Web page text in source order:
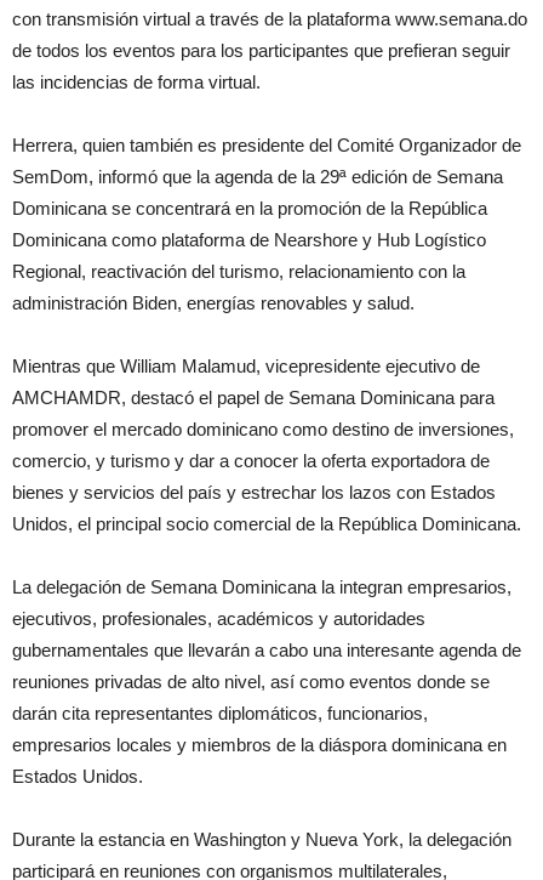
con transmisión virtual a través de la plataforma www.semana.do
de todos los eventos para los participantes que prefieran seguir
las incidencias de forma virtual.
Herrera, quien también es presidente del Comité Organizador de
SemDom, informó que la agenda de la 29ª edición de Semana
Dominicana se concentrará en la promoción de la República
Dominicana como plataforma de Nearshore y Hub Logístico
Regional, reactivación del turismo, relacionamiento con la
administración Biden, energías renovables y salud.
Mientras que William Malamud, vicepresidente ejecutivo de
AMCHAMDR, destacó el papel de Semana Dominicana para
promover el mercado dominicano como destino de inversiones,
comercio, y turismo y dar a conocer la oferta exportadora de
bienes y servicios del país y estrechar los lazos con Estados
Unidos, el principal socio comercial de la República Dominicana.
La delegación de Semana Dominicana la integran empresarios,
ejecutivos, profesionales, académicos y autoridades
gubernamentales que llevarán a cabo una interesante agenda de
reuniones privadas de alto nivel, así como eventos donde se
darán cita representantes diplomáticos, funcionarios,
empresarios locales y miembros de la diáspora dominicana en
Estados Unidos.
Durante la estancia en Washington y Nueva York, la delegación
participará en reuniones con organismos multilaterales,